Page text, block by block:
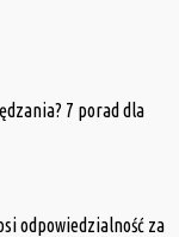
7 porad dla
odpowiedzialność za